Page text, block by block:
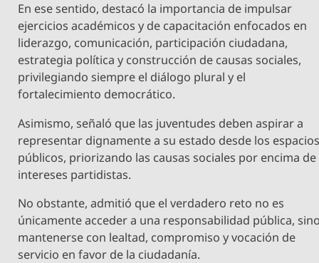
En ese sentido, destacó la importancia de impulsar
ejercicios académicos y de capacitación enfocados en
liderazgo, comunicación, participación ciudadana,
estrategia política y construcción de causas sociales,
privilegiando siempre el diálogo plural y el
fortalecimiento democrático.
Asimismo, señaló que las juventudes deben aspirar a
representar dignamente a su estado desde los
públicos, priorizando las causas sociales por encima de
intereses partidistas.
No obstante, admitió que el verdadero reto no es
únicamente acceder a una responsabilidad pública,
mantenerse con lealtad, compromiso y vocación de
servicio en favor de la ciudadanía.